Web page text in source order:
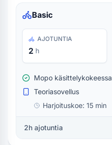
Basic
AJOTUNTIA
2 h
Mopo käsittelykokeessa
Teoriasovellus
Harjoituskoe: 15 min
2h ajotuntia